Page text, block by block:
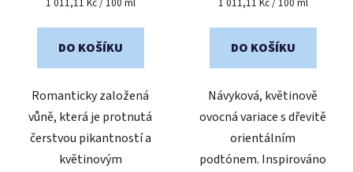
1 011,11 Kč / 100 ml
DO KOŠÍKU
Romanticky založená
vůně, která je protnutá
čerstvou pikantností a
květinovým
1 011,11 Kč / 100 ml
DO KOŠÍKU
Návyková, květinově
ovocná variace s dřevitě
orientálním
podtónem. Inspirováno